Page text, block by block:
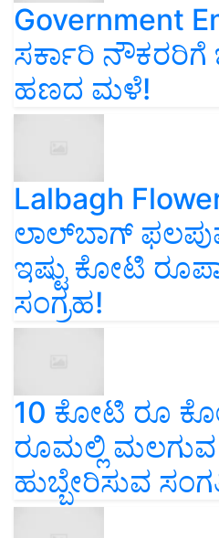
Government
ಸರ್ಕಾರಿ ನೌಕರರಿಗೆ
ಹಣದ ಮಳೆ!
Lalbagh
ಲಾಲ್‌ಬಾಗ್
ಇಷ್ಟು ಕೋಟಿ
ಸಂಗ್ರಹ!
10 ಕೋಟಿ ರೂ
ರೂಮಲ್ಲಿ
ಹುಬ್ಬೇರಿಸುವ